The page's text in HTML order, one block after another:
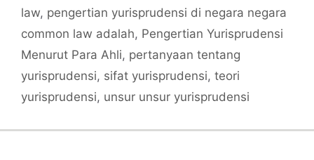
law, pengertian yurisprudensi di negara negara
common law adalah, Pengertian Yurisprudensi
Menurut Para Ahli, pertanyaan tentang
yurisprudensi, sifat yurisprudensi, teori
yurisprudensi, unsur unsur yurisprudensi